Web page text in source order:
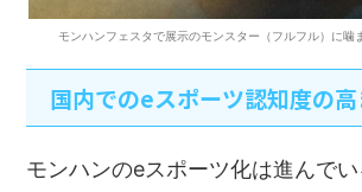
モンハンフェスタで展示のモンスター（フルフル）に噛
国内でのeスポーツ認知度の高
モンハンのeスポーツ化は進んで